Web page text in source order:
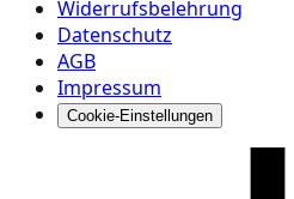
Widerrufsbelehrung
Datenschutz
AGB
Impressum
Cookie-Einstellungen